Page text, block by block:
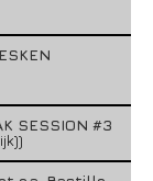
SESSION #3